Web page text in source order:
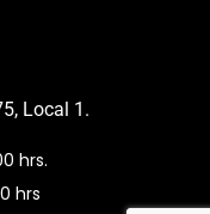
Local 1.
hrs.
hrs